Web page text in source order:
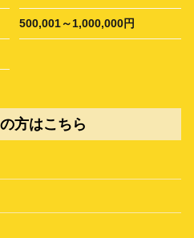
500,001～1,000,000円
方はこちら